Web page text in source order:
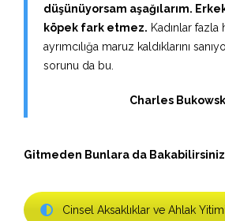
düşünüyorsam aşağılarım.
köpek fark etmez. Kadınlar fazla
ayrımcılığa maruz kaldıklarını
sorunu da bu.
Charles
Gitmeden Bunlara da Bakabilirsiniz
Cinsel Aksaklıklar ve Ahlak Yitimi